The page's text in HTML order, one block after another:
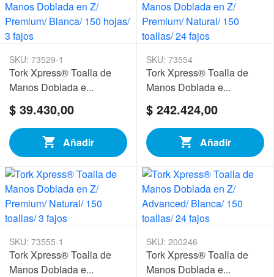
SKU: 73529-1
Tork Xpress® Toalla de
Manos Doblada e...
$ 39.430,00
Añadir
SKU: 73554
Tork Xpress® Toalla de
Manos Doblada e...
$ 242.424,00
Añadir
SKU: 73555-1
Tork Xpress® Toalla de
Manos Doblada e...
SKU: 200246
Tork Xpress® Toalla de
Manos Doblada e...